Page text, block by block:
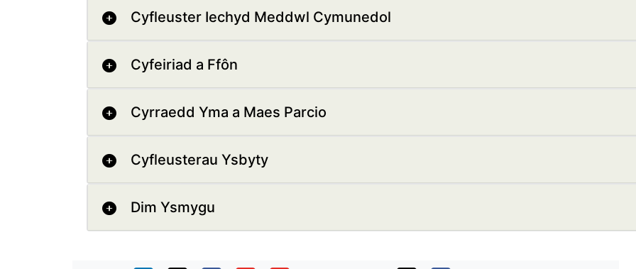
Cyfleuster Iechyd Meddwl Cymunedol
Cyfeiriad a Ffôn
Cyrraedd Yma a Maes Parcio
Cyfleusterau Ysbyty
Dim Ysmygu